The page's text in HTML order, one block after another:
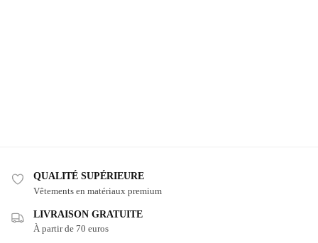
QUALITÉ SUPÉRIEURE
Vêtements en matériaux premium
LIVRAISON GRATUITE
À partir de 70 euros